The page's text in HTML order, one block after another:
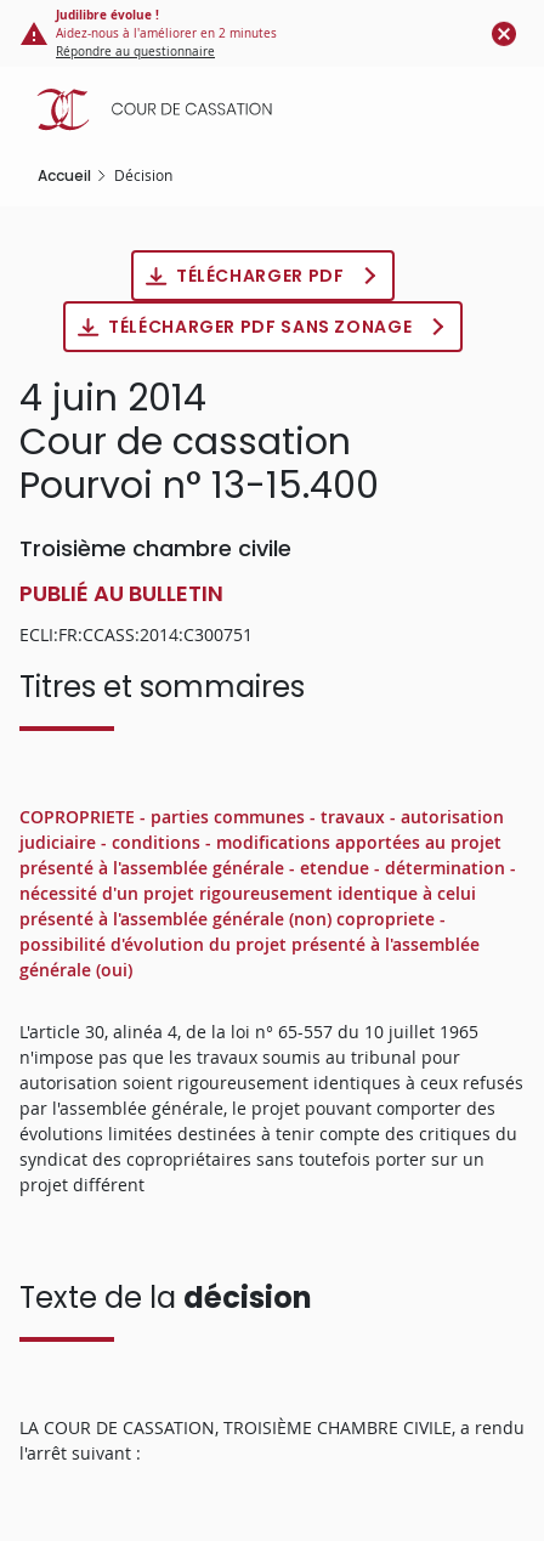
Panneau de gestion des cookies
contenu
principal
Judilibre évolue !
Aidez-nous à l'améliorer en 2 minutes
Répondre au questionnaire
Accueil Décision
TÉLÉCHARGER PDF
TÉLÉCHARGER PDF SANS ZONAGE
4 juin 2014
Cour de cassation
Pourvoi n° 13-15.400
Troisième chambre civile
PUBLIÉ AU BULLETIN
ECLI:FR:CCASS:2014:C300751
Titres et sommaires
COPROPRIETE - parties communes - travaux - autorisation
judiciaire - conditions - modifications apportées au projet
présenté à l'assemblée générale - etendue - détermination -
nécessité d'un projet rigoureusement identique à celui
présenté à l'assemblée générale (non) copropriete -
possibilité d'évolution du projet présenté à l'assemblée
générale (oui)
L'article 30, alinéa 4, de la loi n° 65-557 du 10 juillet 1965
n'impose pas que les travaux soumis au tribunal pour
autorisation soient rigoureusement identiques à ceux refusés
par l'assemblée générale, le projet pouvant comporter des
évolutions limitées destinées à tenir compte des critiques du
syndicat des copropriétaires sans toutefois porter sur un
projet différent
Texte de la décision
LA COUR DE CASSATION, TROISIÈME CHAMBRE CIVILE, a rendu
l'arrêt suivant :